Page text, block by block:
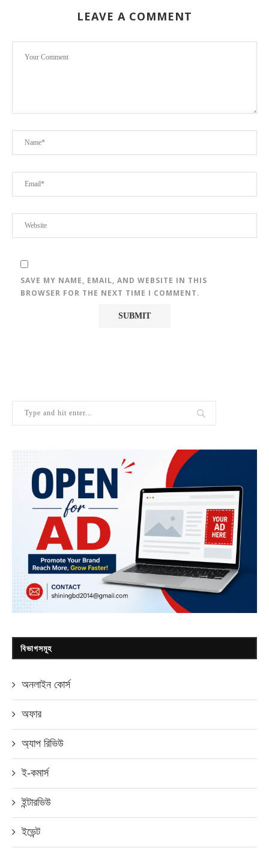
LEAVE A COMMENT
SAVE MY NAME, EMAIL, AND WEBSITE IN THIS
BROWSER FOR THE NEXT TIME I COMMENT.
বিভাগসমূহ
অনলাইন কোর্স
অফার
অ্যাপ রিভিউ
ই-কমার্স
ইন্টারভিউ
ইভেন্ট